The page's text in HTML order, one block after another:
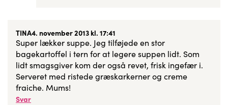
TINA4. november 2013 kl. 17:41
Super lækker suppe. Jeg tilføjede en stor
bagekartoffel i tern for at legere suppen lidt. Som
lidt smagsgiver kom der også revet, frisk ingefær i.
Serveret med ristede græskarkerner og creme
fraiche. Mums!
Svar